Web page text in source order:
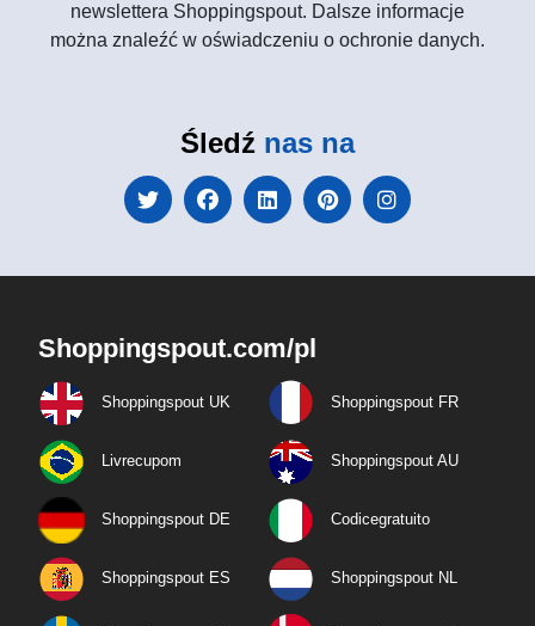
newslettera Shoppingspout. Dalsze informacje
można znaleźć w oświadczeniu o ochronie danych.
Śledź nas na
Shoppingspout.com/pl
Shoppingspout UK Shoppingspout FR
Livrecupom Shoppingspout AU
Shoppingspout DE Codicegratuito
Shoppingspout ES Shoppingspout NL